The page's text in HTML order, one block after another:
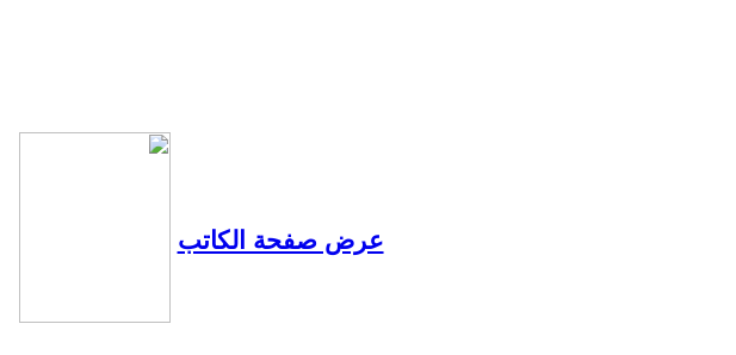
عرض صفحة الكاتب